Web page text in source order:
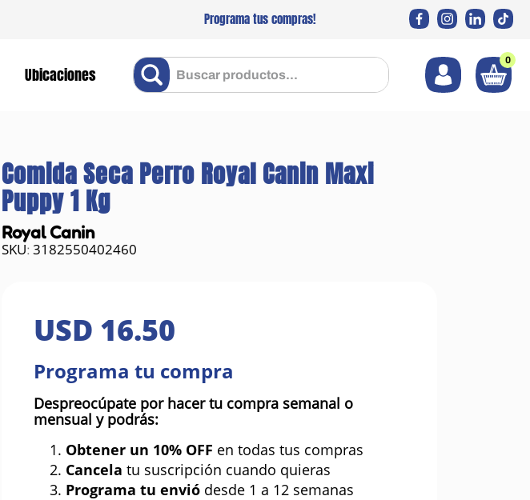
Programa tus compras!
Ubicaciones
Buscar productos... 0
Comida Seca Perro Royal Canin Maxi
Puppy 1 Kg
Royal Canin
:3182550402460
USD 16.50
Programa tu compra
Despreocúpate por hacer tu compra semanal o
mensual y podrás:
1. Obtener un 10% OFF en todas tus compras
2. Cancela tu suscripción cuando quieras
3. Programa tu envió desde 1 a 12 semanas